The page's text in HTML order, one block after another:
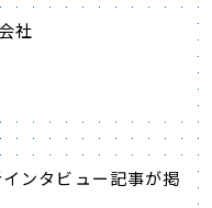
社
ンタビュー記事が掲